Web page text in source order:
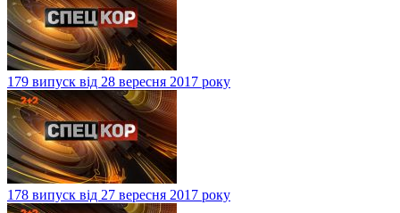
179 випуск від 28 вересня 2017 року
178 випуск від 27 вересня 2017 року